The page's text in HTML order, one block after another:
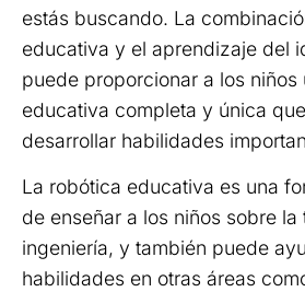
estás buscando. La
educativa y el aprendizaje del
puede proporcionar a los niños
educativa completa y única
desarrollar habilidades
La robótica educativa es una
de enseñar a los niños sobre
ingeniería, y también puede
habilidades en otras áreas